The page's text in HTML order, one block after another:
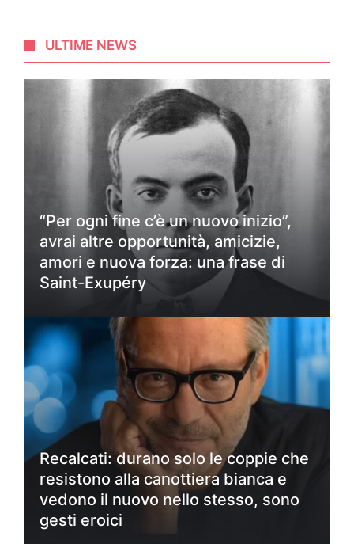
ULTIME NEWS
“Per ogni fine c’è un nuovo inizio”,
avrai altre opportunità, amicizie,
amori e nuova forza: una frase di
Saint-Exupéry
Recalcati: durano solo le coppie che
resistono alla canottiera bianca e
vedono il nuovo nello stesso, sono
gesti eroici